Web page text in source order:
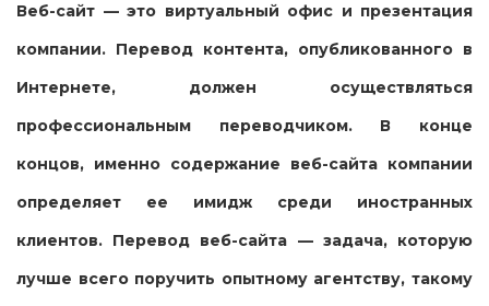
Веб-сайт — это виртуальный офис и презентация
компании. Перевод контента, опубликованного в
Интернете, должен осуществляться
профессиональным переводчиком. В конце
концов, именно содержание веб-сайта компании
определяет ее имидж среди иностранных
клиентов. Перевод веб-сайта — задача, которую
лучше всего поручить опытному агентству, такому